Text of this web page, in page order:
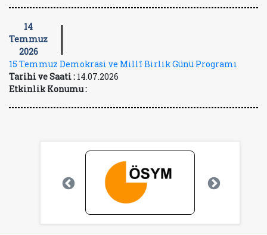
14
Temmuz
2026
15 Temmuz Demokrasi ve Millî Birlik Günü Programı
Tarihi ve Saati : 14.07.2026
Etkinlik Konumu :